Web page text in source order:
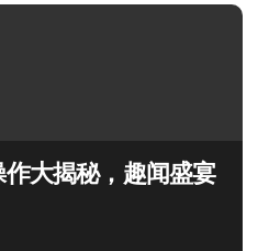
大揭秘，趣闻盛宴